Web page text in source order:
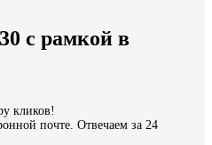
с рамкой в
кликов!
почте. Отвечаем за 24